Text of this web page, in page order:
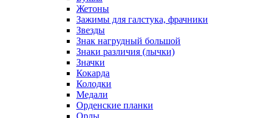
Жетоны
Зажимы для галстука, фрачники
Звезды
Знак нагрудный большой
Знаки различия (лычки)
Значки
Кокарда
Колодки
Медали
Орденские планки
Орлы